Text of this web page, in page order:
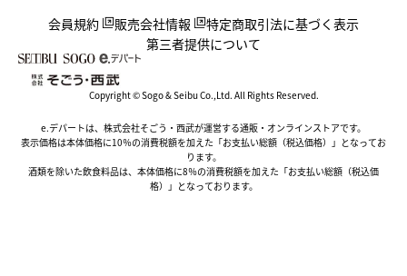
会員規約 販売会社情報
特定商取引法に基づく表示
第三者提供について
Copyright © Sogo & Seibu Co.,Ltd. All Rights Reserved.
e.デパートは、株式会社そごう・西武が運営する通販・オンラインストアです。
表示価格は本体価格に10％の消費税額を加えた「お支払い総額（税込価格）」となってお
ります。
酒類を除いた飲食料品は、本体価格に8％の消費税額を加えた「お支払い総額（税込価
格）」となっております。